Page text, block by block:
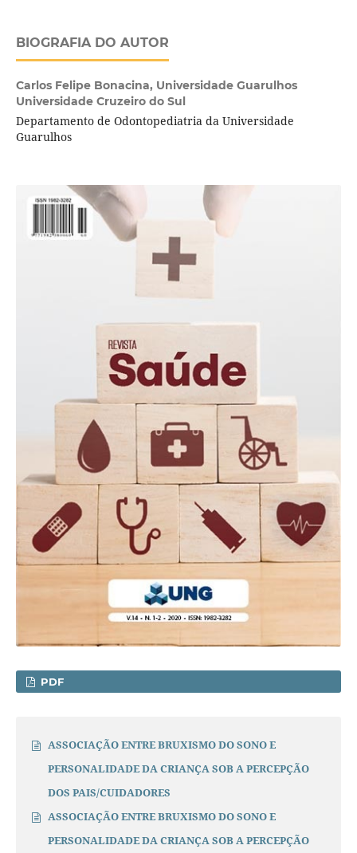
BIOGRAFIA DO AUTOR
Carlos Felipe Bonacina, Universidade Guarulhos
Universidade Cruzeiro do Sul
Departamento de Odontopediatria da Universidade
Guarulhos
PDF
ASSOCIAÇÃO ENTRE BRUXISMO DO SONO E
PERSONALIDADE DA CRIANÇA SOB A PERCEPÇÃO
DOS PAIS/CUIDADORES
ASSOCIAÇÃO ENTRE BRUXISMO DO SONO E
PERSONALIDADE DA CRIANÇA SOB A PERCEPÇÃO